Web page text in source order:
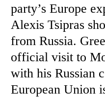
party’s Europe
Alexis Tsipras
from Russia.
official visit to
with his Russian
European Union